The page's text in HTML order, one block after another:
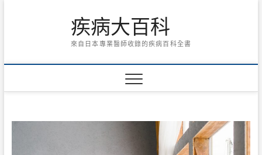
疾病大百科
來自日本專業醫師收錄的疾病百科全書